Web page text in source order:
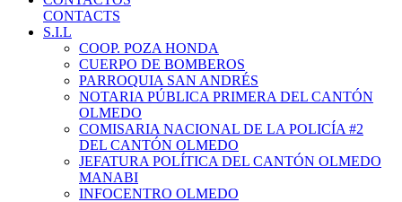
CONTACTS
S.I.L
COOP. POZA HONDA
CUERPO DE BOMBEROS
PARROQUIA SAN ANDRÉS
NOTARIA PÚBLICA PRIMERA DEL CANTÓN
OLMEDO
COMISARIA NACIONAL DE LA POLICÍA #2
DEL CANTÓN OLMEDO
JEFATURA POLÍTICA DEL CANTÓN OLMEDO
MANABI
INFOCENTRO OLMEDO